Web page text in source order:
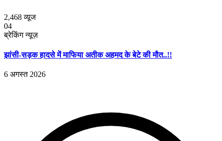
2,468व्यूज
04
ब्रेकिंग न्यूज़
झांसी-सड़क हादसे में माफिया अतीक अहमद के बेटे की मौत..!!
6 अगस्त 2026